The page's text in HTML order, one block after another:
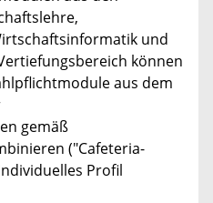
und
können
aus dem
gemäß
("Cafeteria-
Profil